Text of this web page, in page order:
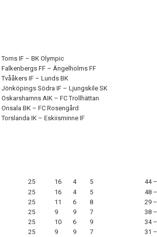
Torns IF – BK Olympic
Falkenbergs FF – Ängelholms FF
Tvååkers IF – Lunds BK
Jönköpings Södra IF – Ljungskile SK
Oskarshamns AIK – FC Trollhättan
Onsala BK – FC Rosengård
Torslanda IK – Eskiisminne IF
25 16 4 5 44
25 16 4 5 48
25 11 6 8 29
25 9 9 7 38
25 10 6 9 34
25 9 9 7 31